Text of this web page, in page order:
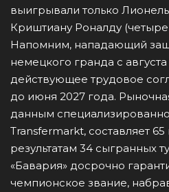
выигрывали только
Криштиану Роналду (четыре
Напомним, нападающий
немецкого гранда с
действующее трудовое
до июня 2027 года.
данным
Transfermarkt, составляет
результатам 34 сыгранных
«Бавария» досрочно
чемпионское звание,